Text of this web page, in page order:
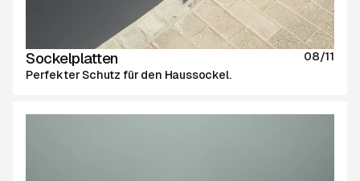
Sockelplatten
08/11
Perfekter Schutz für den Haussockel.